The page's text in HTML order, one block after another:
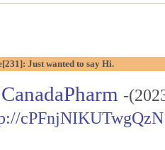
Just wanted to say Hi.
CanadaPharm -
cPFnjNIKUTwgQzN